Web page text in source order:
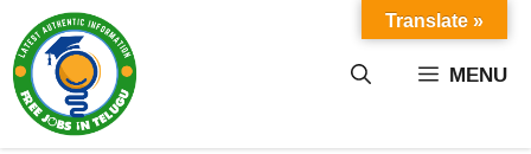
content MENU
Translate »